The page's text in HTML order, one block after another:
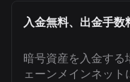
入金無料、出金手数
暗号資産を入金する
ェーンメインネット